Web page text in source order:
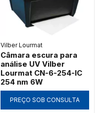
Vilber Lourmat
Câmara escura para
análise UV Vilber
Lourmat CN-6-254-IC
254 nm 6W
PREÇO SOB CONSULTA